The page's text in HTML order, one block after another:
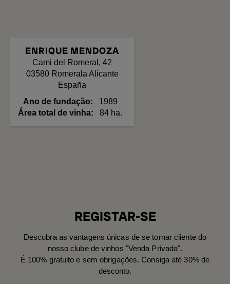
ENRIQUE MENDOZA
Cami del Romeral, 42
03580 Romerala Alicante
España
Ano de fundação
1989
Área total de vinha
84 ha.
REGISTAR-SE
Descubra as vantagens únicas de se tornar cliente do
nosso clube de vinhos "Venda Privada".
É 100% gratuito e sem obrigações. Consiga até 30% de
desconto.